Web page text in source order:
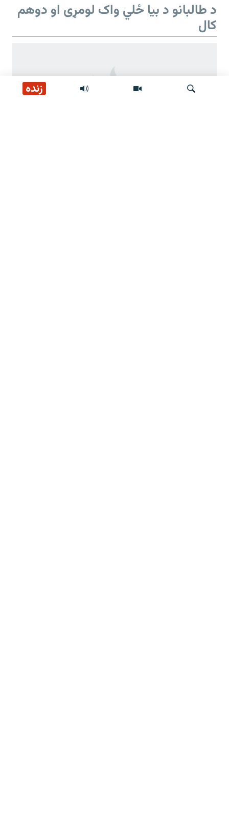
زنده
د طالبانو د بیا ځلي واک لومړی او دوهم
کال